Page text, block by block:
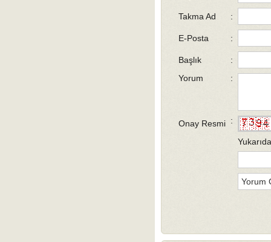
Takma Ad :
E-Posta :
Başlık
:
Yorum
:
Onay Resmi :